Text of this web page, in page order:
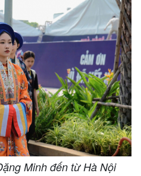
Minh đến từ Hà Nội